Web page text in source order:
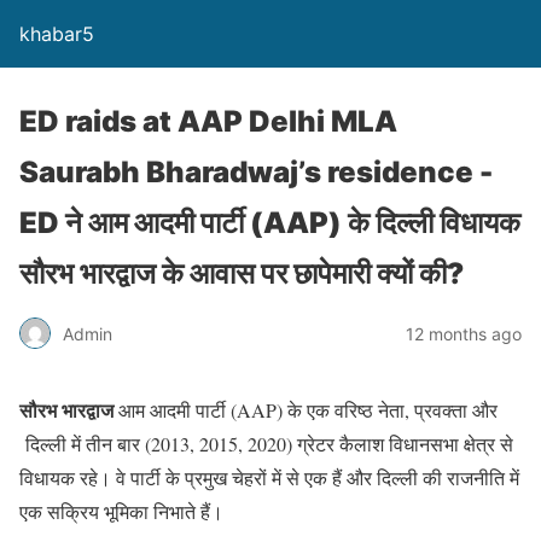
khabar5
ED raids at AAP Delhi MLA
Saurabh Bharadwaj’s residence -
ED ने आम आदमी पार्टी (AAP) के दिल्ली विधायक
सौरभ भारद्वाज के आवास पर छापेमारी क्यों की?
Admin 12 months ago
सौरभ भारद्वाजआम आदमी पार्टी (AAP) के एक वरिष्ठ नेता, प्रवक्ता और
दिल्ली में तीन बार (2013, 2015, 2020) ग्रेटर कैलाश विधानसभा क्षेत्र से
विधायक रहे। वे पार्टी के प्रमुख चेहरों में से एक हैं और दिल्ली की राजनीति में
एक सक्रिय भूमिका निभाते हैं।